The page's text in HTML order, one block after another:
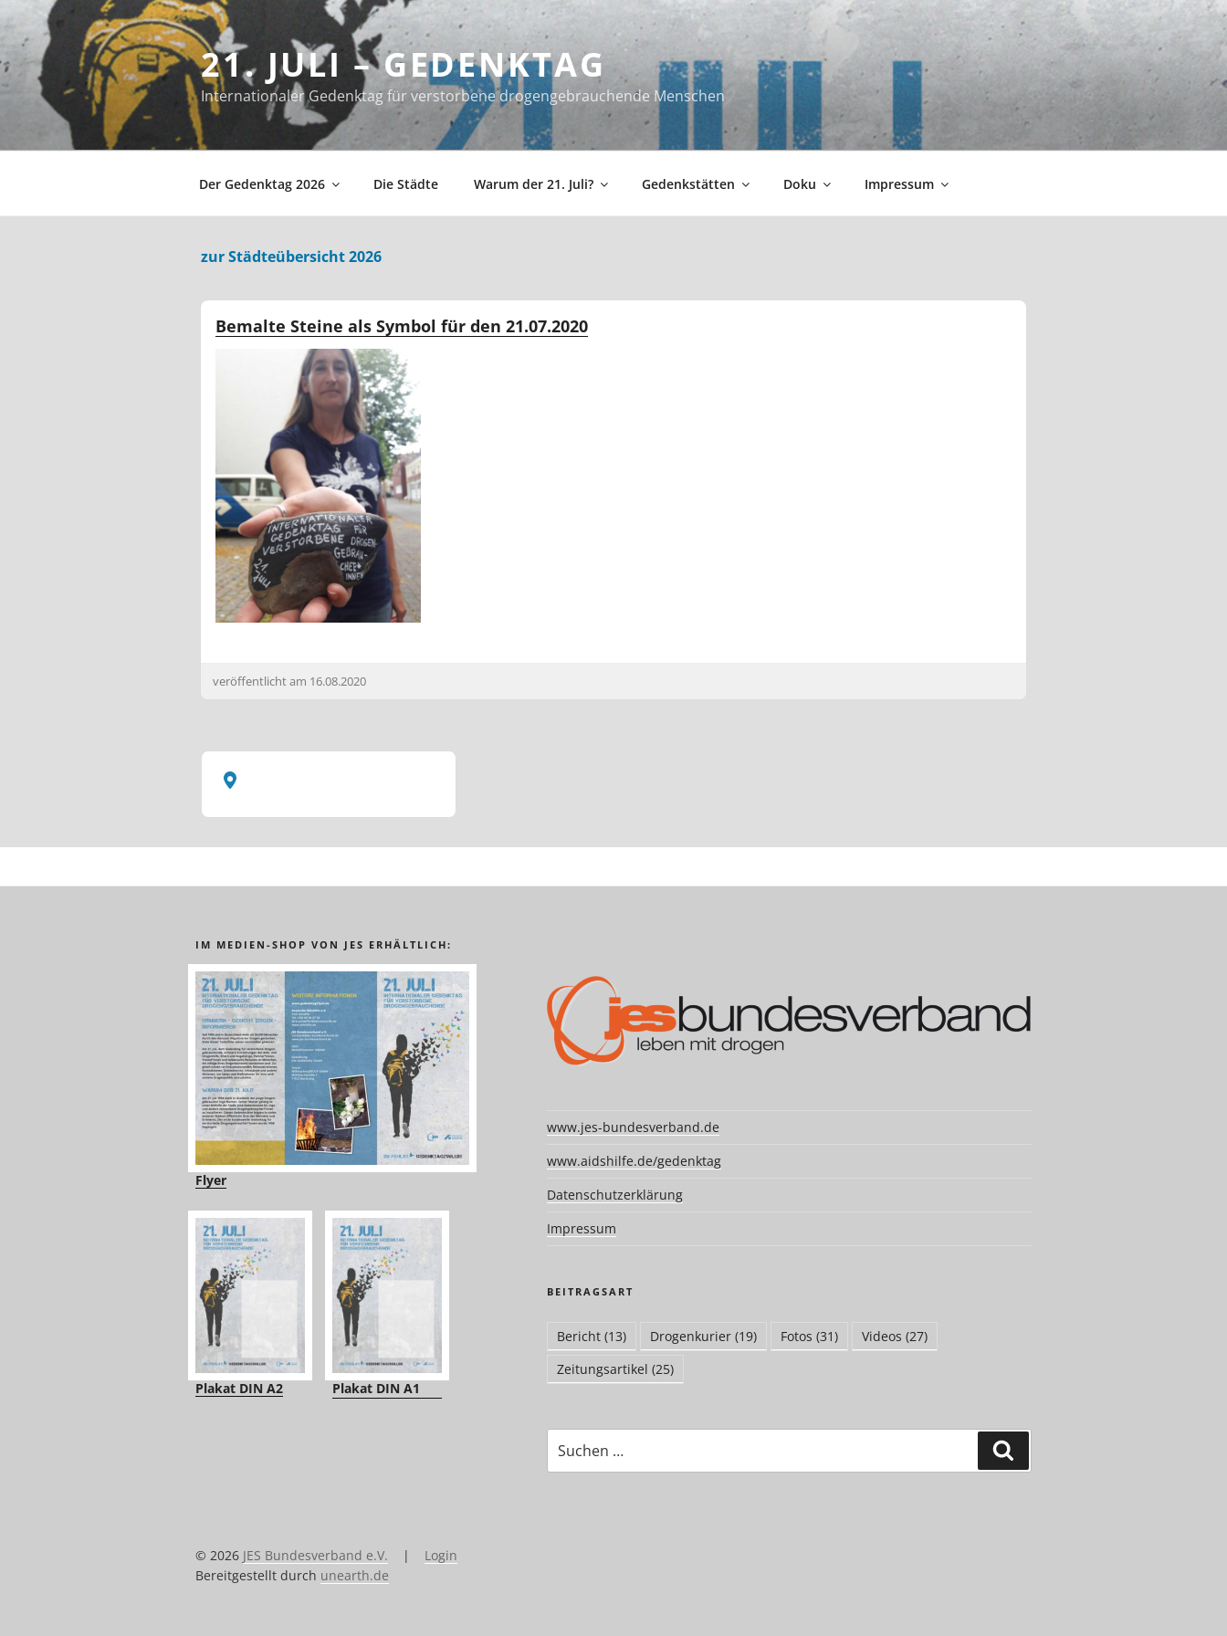
Inhalt
springen
21. JULI – GEDENKTAG
Internationaler Gedenktag für verstorbene drogengebrauchende Menschen
Der Gedenktag 2026 Die Städte Warum der 21. Juli? Gedenkstätten Doku Impressum
zur Städteübersicht 2026
Bemalte Steine als Symbol für den 21.07.2020
veröffentlicht am 16.08.2020
IM MEDIEN-SHOP VON JES ERHÄLTLICH:
Flyer
Plakat DIN A2 Plakat DIN A1
www.jes-bundesverband.de
www.aidshilfe.de/gedenktag
Datenschutzerklärung
Impressum
BEITRAGSART
Bericht(13) Drogenkurier(19) Fotos (31) Videos (27)
Zeitungsartikel (25)
nach:
© 2026 JES Bundesverband e.V. | Login
Bereitgestellt durch unearth.de